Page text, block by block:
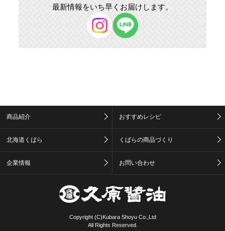
最新情報をいち早くお届けします。
商品紹介 おすすめレシピ
北海道くばら くばらの商品づくり
企業情報 お問い合わせ
Copyright (C)Kubara Shoyu Co.,Ltd
All Rights Reserved.